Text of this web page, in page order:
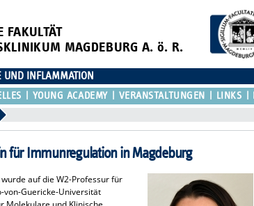
FAKULTÄT
MAGDEBURG A. ö. R.
UND INFLAMMATION
YOUNG ACADEMY VERANSTALTUNGEN LINKS
für Immunregulation in Magdeburg
auf die W2-Professur für
von-Guericke-Universität